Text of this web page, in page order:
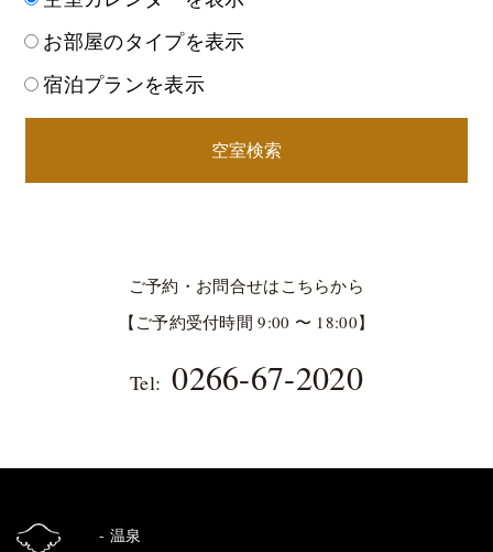
お部屋のタイプを表示
宿泊プランを表示
空室検索
ご予約・お問合せはこちらから
【ご予約受付時間 9:00 〜 18:00】
Tel: 0266-67-2020
温泉